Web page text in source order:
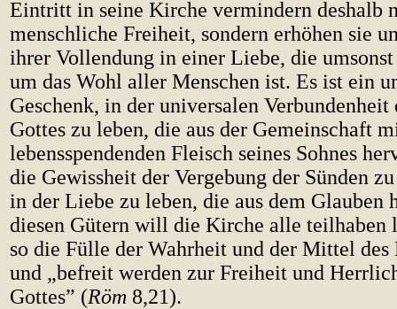
Eintritt in seine Kirche vermindern deshalb
menschliche Freiheit, sondern erhöhen sie
ihrer Vollendung in einer Liebe, die
um das Wohl aller Menschen ist. Es ist ein
Geschenk, in der universalen Verbundenheit
Gottes zu leben, die aus der Gemeinschaft
lebensspendenden Fleisch seines Sohnes
die Gewissheit der Vergebung der Sünden
in der Liebe zu leben, die aus dem Glauben
diesen Gütern will die Kirche alle teilhaben
so die Fülle der Wahrheit und der Mittel des
und „befreit werden zur Freiheit und
Gottes” (Röm 8,21).